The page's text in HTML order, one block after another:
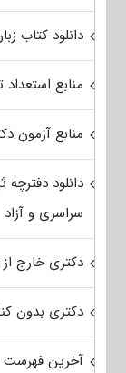
دانلود کتاب
منابع
منابع آزمون
دانلود
سراسری و آزاد
دکتری خارج
دکتری بدون
آخرین فهرست